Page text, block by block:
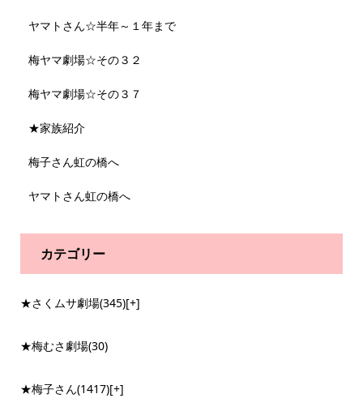
ヤマトさん☆半年～１年まで
梅ヤマ劇場☆その３２
梅ヤマ劇場☆その３７
★家族紹介
梅子さん虹の橋へ
ヤマトさん虹の橋へ
カテゴリー
★さくムサ劇場(345)[+]
★梅むさ劇場(30)
★梅子さん(1417)[+]